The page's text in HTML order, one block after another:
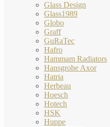
Glass Design
Glass1989
Globo
Graff
GuRaTec
Hafro
Hammam Radiators
Hansgrohe Axor
Hatria
Herbeau
Hoesch
Hotech
HSK
Huppe